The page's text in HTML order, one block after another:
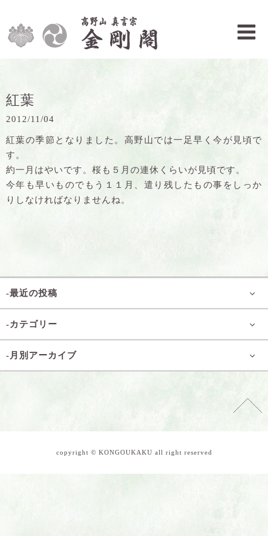
紅葉
2012/11/04
紅葉の季節となりました。高野山では一足早く今が見頃で
す。
約一月はやいです。桜も５月の連休くらいが見頃です。
今年も早いものでもう１１月、遣り残したもの事をしっか
りしなければなりませんね。
-最近の投稿
-カテゴリー
-月別アーカイブ
copyright © KONGOUKAKU all right reserved